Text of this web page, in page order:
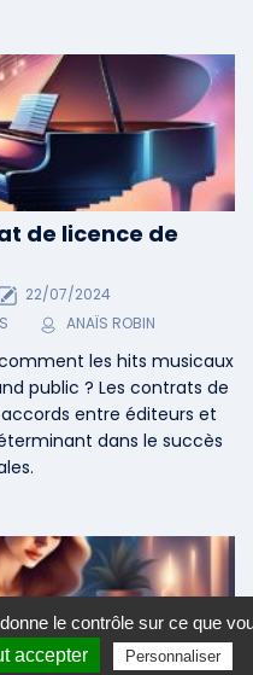
de licence de
22/07/2024
ANAÏS ROBIN
les hits musicaux
public ? Les contrats de
entre éditeurs et
dans le succès
le contrôle sur ce que
accepter Personnaliser